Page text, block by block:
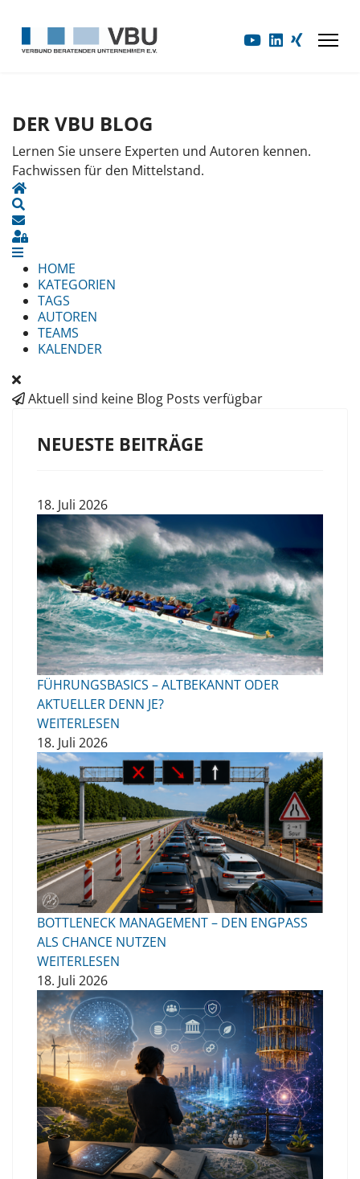
DER VBU BLOG
Lernen Sie unsere Experten und Autoren kennen.
Fachwissen für den Mittelstand.
HOME
UPDATES ABONNIEREN
SIGN IN
HOME
KATEGORIEN
TAGS
AUTOREN
TEAMS
KALENDER
Aktuell sind keine Blog Posts verfügbar
NEUESTE BEITRÄGE
18. Juli 2026
FÜHRUNGSBASICS – ALTBEKANNT ODER
AKTUELLER DENN JE?
WEITERLESEN
18. Juli 2026
BOTTLENECK MANAGEMENT – DEN ENGPASS
ALS CHANCE NUTZEN
WEITERLESEN
18. Juli 2026